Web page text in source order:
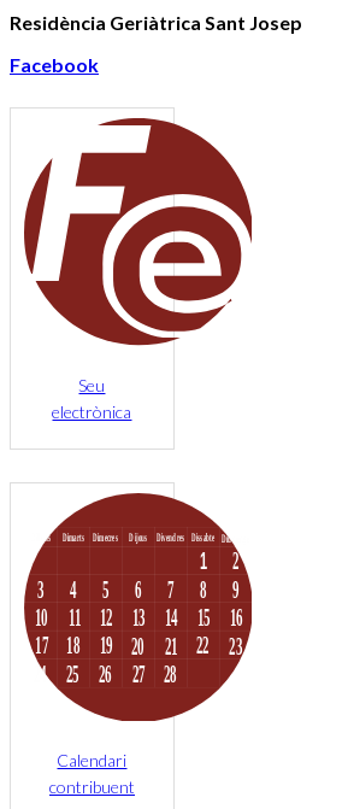
Residència Geriàtrica Sant Josep
Facebook
Seu
electrònica
Calendari
contribuent